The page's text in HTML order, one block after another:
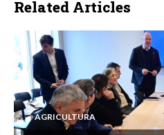
Related Articles
AGRICULTURA